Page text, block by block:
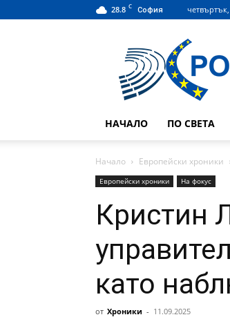
28.8 C София четвъртък,
НАЧАЛО ПО СВЕТА
Начало Европейски хроники
Европейски хроники На фокус
Кристин
като
от Хроники - 11.09.2025